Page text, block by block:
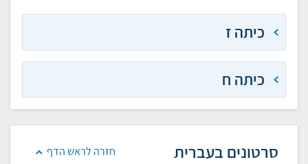
כיתה ז
כיתה ח
חזרה לראש הדף סרטונים בעברית